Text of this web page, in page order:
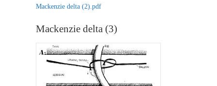
Mackenzie delta (2).pdf
Mackenzie delta (3)